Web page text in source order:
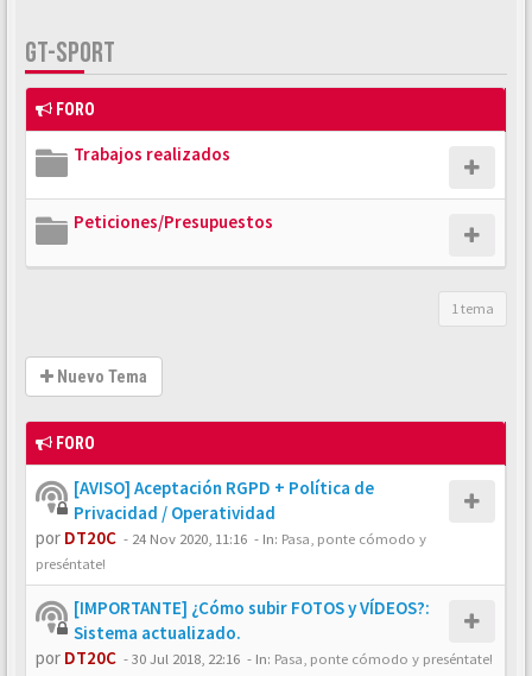
GT-SPORT
FORO
Trabajos realizados
Peticiones/Presupuestos
1 tema
Nuevo Tema
FORO
[AVISO] Aceptación RGPD + Política de
Privacidad / Operatividad
por DT20C - 24 Nov 2020, 11:16 - In: Pasa, ponte cómodo y
preséntate!
[IMPORTANTE] ¿Cómo subir FOTOS y VÍDEOS?:
Sistema actualizado.
por DT20C -30 Jul 2018, 22:16 - In: Pasa, ponte cómodo y preséntate!